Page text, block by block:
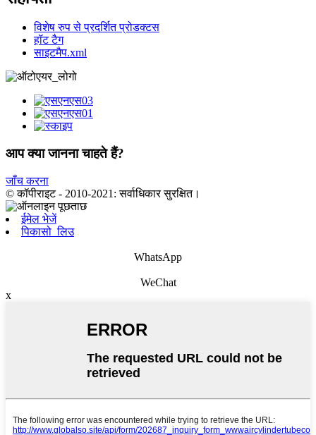
विशेष रुप से प्रदर्शित प्रोडक्टस
हॉट टैग
साइटमैप.xml
आप क्या जानना चाहते हैं?
जाँच करना
© कॉपीराइट - 2010-2021: सर्वाधिकार सुरक्षित।
ईमेल भेजें
पिकासो_लिउ
WhatsApp
WeChat
x